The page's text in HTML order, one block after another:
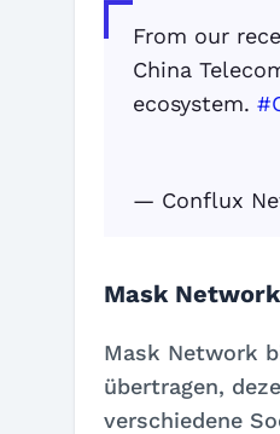
From our
China
ecosystem.
— Conflux
Mask
Mask Network
übertragen,
verschiedene